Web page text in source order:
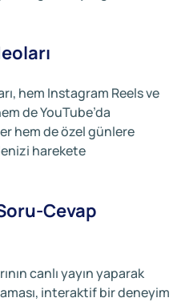
hem Instagram Reels ve
de YouTube’da
hem de özel günlere
harekete
Cevap
canlı yayın yaparak
interaktif bir deneyim